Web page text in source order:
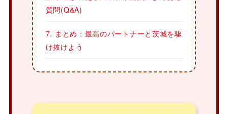
質問(Q&A)
7. まとめ：最高のパートナーと茨城を駆
け抜けよう